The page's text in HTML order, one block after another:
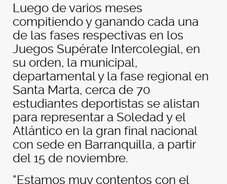
Luego de varios meses
compitiendo y ganando cada una
de las fases respectivas en los
Juegos Supérate Intercolegial, en
su orden, la municipal,
departamental y la fase regional en
Santa Marta, cerca de 70
estudiantes deportistas se alistan
para representar a Soledad y el
Atlántico en la gran final nacional
con sede en Barranquilla, a partir
del 15 de noviembre.
“Estamos muy contentos con el